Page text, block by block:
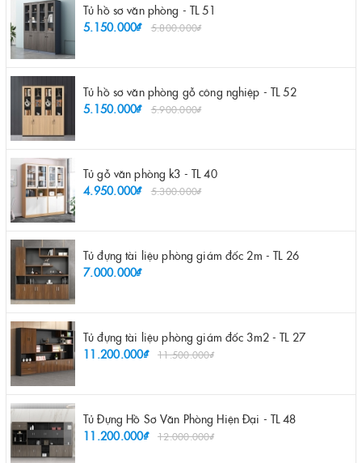
Tủ hồ sơ văn phòng - TL 51
5.150.000₫
5.800.000₫
Tủ hồ sơ văn phòng gỗ công nghiệp - TL 52
5.150.000₫
5.900.000₫
Tủ gỗ văn phòng k3 - TL 40
4.950.000₫
5.300.000₫
Tủ đựng tài liệu phòng giám đốc 2m - TL 26
7.000.000₫
Tủ đựng tài liệu phòng giám đốc 3m2 - TL 27
11.200.000₫
11.500.000₫
Tủ Đựng Hồ Sơ Văn Phòng Hiện Đại - TL 48
11.200.000₫
12.000.000₫